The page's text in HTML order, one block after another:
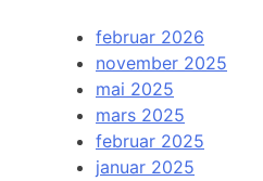
februar 2026
november 2025
mai 2025
mars 2025
februar 2025
januar 2025